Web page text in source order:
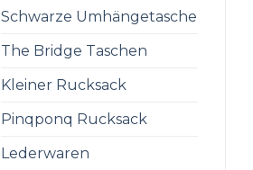
Schwarze Umhängetasche
The Bridge Taschen
Kleiner Rucksack
Pinqponq Rucksack
Lederwaren